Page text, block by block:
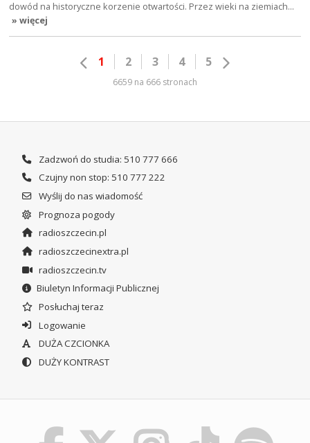
dowód na historyczne korzenie otwartości. Przez wieki na ziemiach…
» więcej
1 2 3 4 5
6659 na 666 stronach
Zadzwoń do studia: 510 777 666
Czujny non stop: 510 777 222
Wyślij do nas wiadomość
Prognoza pogody
radioszczecin.pl
radioszczecinextra.pl
radioszczecin.tv
Biuletyn Informacji Publicznej
Posłuchaj teraz
Logowanie
DUŻA CZCIONKA
DUŻY KONTRAST